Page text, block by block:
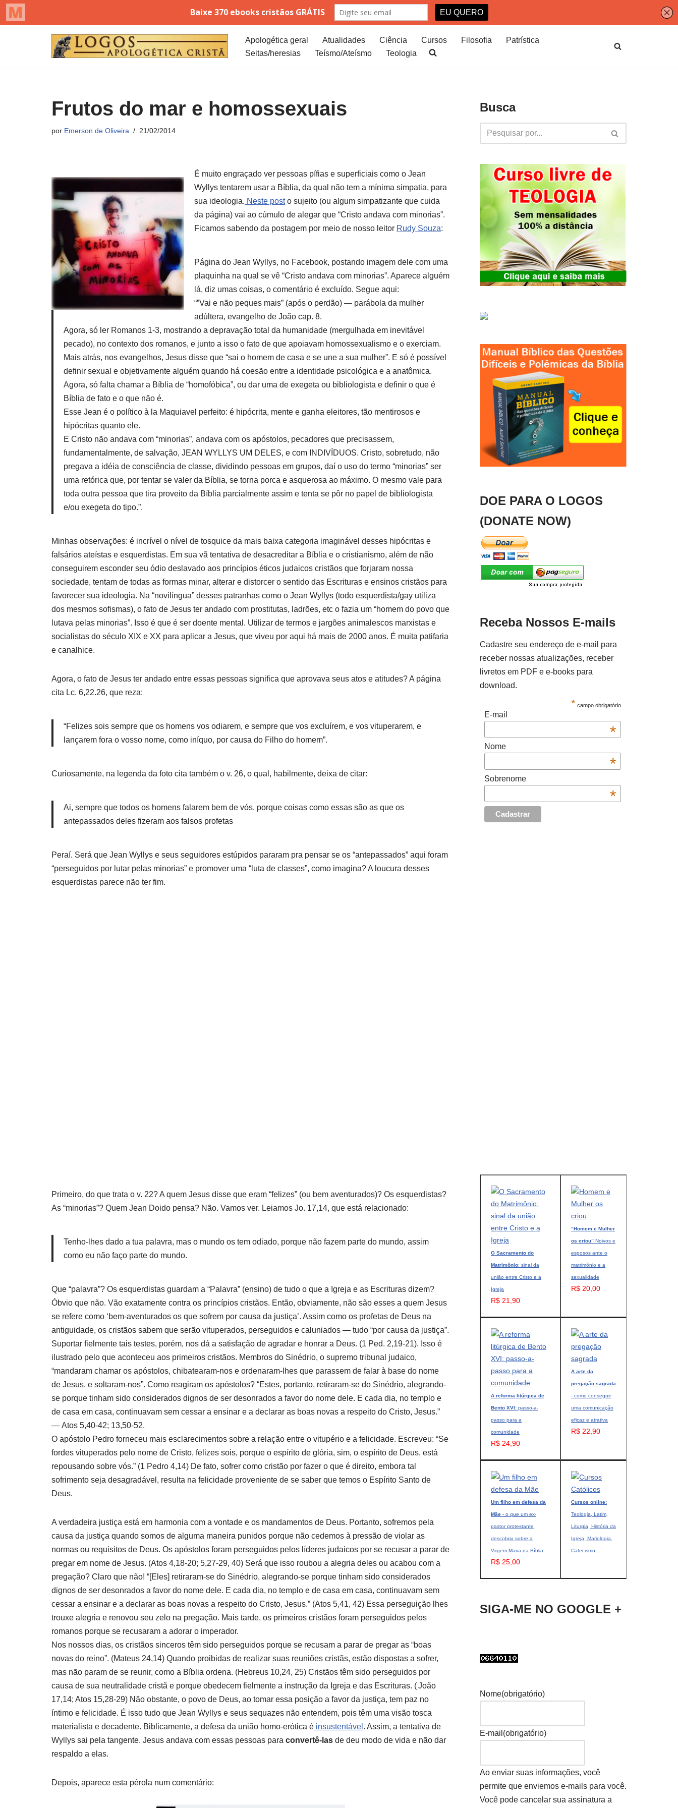
Apologética geral Atualidades Ciência Cursos Filosofia
Patrística
Seitas/heresias
Teísmo/Ateísmo Teologia
Frutos do mar e homossexuais
por Emerson de Oliveira 21/02/2014
É muito engraçado ver pessoas pífias e superficiais como o Jean
Wyllys tentarem usar a Bíblia, da qual não tem a mínima simpatia, para
sua ideologia. Neste posto sujeito (ou algum simpatizante que cuida
da página) vai ao cúmulo de alegar que “Cristo andava com minorias”.
Ficamos sabendo da postagem por meio de nosso leitor Rudy Souza:
Página do Jean Wyllys, no Facebook, postando imagem dele com uma
plaquinha na qual se vê “Cristo andava com minorias”. Aparece alguém
lá, diz umas coisas, o comentário é excluído. Segue aqui:
“”Vai e não peques mais” (após o perdão) — parábola da mulher
adúltera, evangelho de João cap. 8.
Agora, só ler Romanos 1-3, mostrando a depravação total da humanidade (mergulhada em inevitável
pecado), no contexto dos romanos, e junto a isso o fato de que apoiavam homossexualismo e o exerciam.
Mais atrás, nos evangelhos, Jesus disse que “sai o homem de casa e se une a sua mulher”. E só é possível
definir sexual e objetivamente alguém quando há coesão entre a identidade psicológica e a anatômica.
Agora, só falta chamar a Bíblia de “homofóbica”, ou dar uma de exegeta ou bibliologista e definir o que é
Bíblia de fato e o que não é.
Esse Jean é o político à la Maquiavel perfeito: é hipócrita, mente e ganha eleitores, tão mentirosos e
hipócritas quanto ele.
E Cristo não andava com “minorias”, andava com os apóstolos, pecadores que precisassem,
fundamentalmente, de salvação, JEAN WYLLYS UM DELES, e com INDIVÍDUOS. Cristo, sobretudo, não
pregava a idéia de consciência de classe, dividindo pessoas em grupos, daí o uso do termo “minorias” ser
uma retórica que, por tentar se valer da Bíblia, se torna porca e asquerosa ao máximo. O mesmo vale para
toda outra pessoa que tira proveito da Bíblia parcialmente assim e tenta se pôr no papel de bibliologista
e/ou exegeta do tipo.”.
Minhas observações: é incrível o nível de tosquice da mais baixa categoria imaginável desses hipócritas e
falsários ateístas e esquerdistas. Em sua vã tentativa de desacreditar a Bíblia e o cristianismo, além de não
conseguirem esconder seu ódio deslavado aos princípios éticos judaicos cristãos que forjaram nossa
sociedade, tentam de todas as formas minar, alterar e distorcer o sentido das Escrituras e ensinos cristãos para
favorecer sua ideologia. Na “novilíngua” desses patranhas como o Jean Wyllys (todo esquerdista/gay utiliza
dos mesmos sofismas), o fato de Jesus ter andado com prostitutas, ladrões, etc o fazia um “homem do povo que
lutava pelas minorias”. Isso é que é ser doente mental. Utilizar de termos e jargões animalescos marxistas e
socialistas do século XIX e XX para aplicar a Jesus, que viveu por aqui há mais de 2000 anos. É muita patifaria
e canalhice.
Agora, o fato de Jesus ter andado entre essas pessoas significa que aprovava seus atos e atitudes? A página
cita Lc. 6,22.26, que reza:
“Felizes sois sempre que os homens vos odiarem, e sempre que vos excluírem, e vos vituperarem, e
lançarem fora o vosso nome, como iníquo, por causa do Filho do homem”.
Curiosamente, na legenda da foto cita também o v. 26, o qual, habilmente, deixa de citar:
Ai, sempre que todos os homens falarem bem de vós, porque coisas como essas são as que os
antepassados deles fizeram aos falsos profetas
Peraí. Será que Jean Wyllys e seus seguidores estúpidos pararam pra pensar se os “antepassados” aqui foram
“perseguidos por lutar pelas minorias” e promover uma “luta de classes”, como imagina? A loucura desses
esquerdistas parece não ter fim.
Primeiro, do que trata o v. 22? A quem Jesus disse que eram “felizes” (ou bem aventurados)? Os esquerdistas?
As “minorias”? Quem Jean Doido pensa? Não. Vamos ver. Leiamos Jo. 17,14, que está relacionado:
Tenho-lhes dado a tua palavra, mas o mundo os tem odiado, porque não fazem parte do mundo, assim
como eu não faço parte do mundo.
Que “palavra”? Os esquerdistas guardam a “Palavra” (ensino) de tudo o que a Igreja e as Escrituras dizem?
Óbvio que não. Vão exatamente contra os princípios cristãos. Então, obviamente, não são esses a quem Jesus
se refere como ‘bem-aventurados os que sofrem por causa da justiça’. Assim como os profetas de Deus na
antiguidade, os cristãos sabem que serão vituperados, perseguidos e caluniados — tudo “por causa da justiça”.
Suportar fielmente tais testes, porém, nos dá a satisfação de agradar e honrar a Deus. (1 Ped. 2,19-21). Isso é
ilustrado pelo que aconteceu aos primeiros cristãos. Membros do Sinédrio, o supremo tribunal judaico,
“mandaram chamar os apóstolos, chibatearam-nos e ordenaram-lhes que parassem de falar à base do nome
de Jesus, e soltaram-nos”. Como reagiram os apóstolos? “Estes, portanto, retiraram-se do Sinédrio, alegrando-
se porque tinham sido considerados dignos de ser desonrados a favor do nome dele. E cada dia, no templo e
de casa em casa, continuavam sem cessar a ensinar e a declarar as boas novas a respeito do Cristo, Jesus.”
— Atos 5,40-42; 13,50-52.
O apóstolo Pedro forneceu mais esclarecimentos sobre a relação entre o vitupério e a felicidade. Escreveu: “Se
fordes vituperados pelo nome de Cristo, felizes sois, porque o espírito de glória, sim, o espírito de Deus, está
repousando sobre vós.” (1 Pedro 4,14) De fato, sofrer como cristão por fazer o que é direito, embora tal
sofrimento seja desagradável, resulta na felicidade proveniente de se saber que temos o Espírito Santo de
Deus.
A verdadeira justiça está em harmonia com a vontade e os mandamentos de Deus. Portanto, sofremos pela
causa da justiça quando somos de alguma maneira punidos porque não cedemos à pressão de violar as
normas ou requisitos de Deus. Os apóstolos foram perseguidos pelos líderes judaicos por se recusar a parar de
pregar em nome de Jesus. (Atos 4,18-20; 5,27-29, 40) Será que isso roubou a alegria deles ou acabou com a
pregação? Claro que não! “[Eles] retiraram-se do Sinédrio, alegrando-se porque tinham sido considerados
dignos de ser desonrados a favor do nome dele. E cada dia, no templo e de casa em casa, continuavam sem
cessar a ensinar e a declarar as boas novas a respeito do Cristo, Jesus.” (Atos 5,41, 42) Essa perseguição lhes
trouxe alegria e renovou seu zelo na pregação. Mais tarde, os primeiros cristãos foram perseguidos pelos
romanos porque se recusaram a adorar o imperador.
Nos nossos dias, os cristãos sinceros têm sido perseguidos porque se recusam a parar de pregar as “boas
novas do reino”. (Mateus 24,14) Quando proibidas de realizar suas reuniões cristãs, estão dispostas a sofrer,
mas não param de se reunir, como a Bíblia ordena. (Hebreus 10,24, 25) Cristãos têm sido perseguidos por
causa de sua neutralidade cristã e porque obedecem fielmente a instrução da Igreja e das Escrituras. ( João
17,14; Atos 15,28-29) Não obstante, o povo de Deus, ao tomar essa posição a favor da justiça, tem paz no
íntimo e felicidade. É isso tudo que Jean Wyllys e seus sequazes não entendem, pois têm uma visão tosca
materialista e decadente. Biblicamente, a defesa da união homo-erótica é insustentável . Assim, a tentativa de
Wyllys sai pela tangente. Jesus andava com essas pessoas para convertê-las de deu modo de vida e não dar
respaldo a elas.
Depois, aparece esta pérola num comentário:
Busca
DOE PARA O LOGOS
(DONATE NOW)
Receba Nossos E-mails
Cadastre seu endereço de e-mail para
receber nossas atualizações, receber
livretos em PDF e e-books para
download.
* campo obrigatório
E-mail
*
Nome
*
Sobrenome
*
O Sacramento do
Matrimônio: sinal da
união entre Cristo e a
Igreja
R$ 21,90
“Homem e Mulher
os criou” Noivos e
esposos ante o
matrimônio e a
sexualidade
R$ 20,00
A reforma litúrgica de
Bento XVI: passo-a-
passo para a
comunidade
R$ 24,90
A arte da
pregação sagrada
- como conseguir
uma comunicação
eficaz e atrativa
R$ 22,90
Um filho em defesa da
Mãe - o que um ex-
pastor protestante
descobriu sobre a
Virgem Maria na Bíblia
R$ 25,00
Cursos online:
Teologia, Latim,
Liturgia, História da
Igreja, Mariologia,
Catecismo...
SIGA-ME NO GOOGLE +
Nome(obrigatório)
E-mail (obrigatório)
Ao enviar suas informações, você
permite que enviemos e-mails para você.
Você pode cancelar sua assinatura a